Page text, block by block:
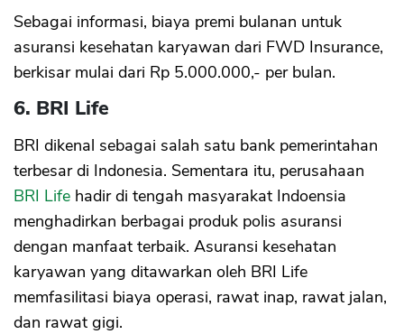
Sebagai informasi, biaya premi bulanan untuk
asuransi kesehatan karyawan dari FWD Insurance,
berkisar mulai dari Rp 5.000.000,- per bulan.
6. BRI Life
BRI dikenal sebagai salah satu bank pemerintahan
terbesar di Indonesia. Sementara itu, perusahaan
BRI Life hadir di tengah masyarakat Indoensia
menghadirkan berbagai produk polis asuransi
dengan manfaat terbaik. Asuransi kesehatan
karyawan yang ditawarkan oleh BRI Life
memfasilitasi biaya operasi, rawat inap, rawat jalan,
dan rawat gigi.